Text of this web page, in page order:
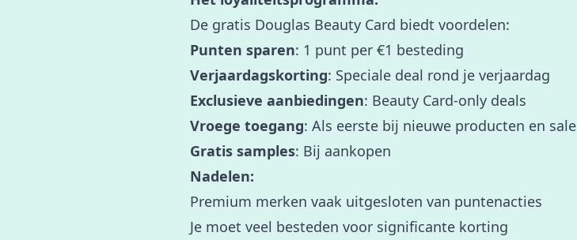
De gratis Douglas Beauty Card biedt voordelen:
Punten sparen: 1 punt per €1 besteding
Verjaardagskorting: Speciale deal rond je verjaardag
Exclusieve aanbiedingen: Beauty Card-only deals
Vroege toegang: Als eerste bij nieuwe producten en sale
Gratis samples: Bij aankopen
Nadelen:
Premium merken vaak uitgesloten van puntenacties
Je moet veel besteden voor significante korting